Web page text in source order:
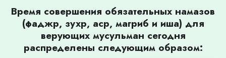
Время совершения обязательных намазов
(фаджр, зухр, аср, магриб и иша) для
верующих мусульман сегодня
распределены следующим образом: